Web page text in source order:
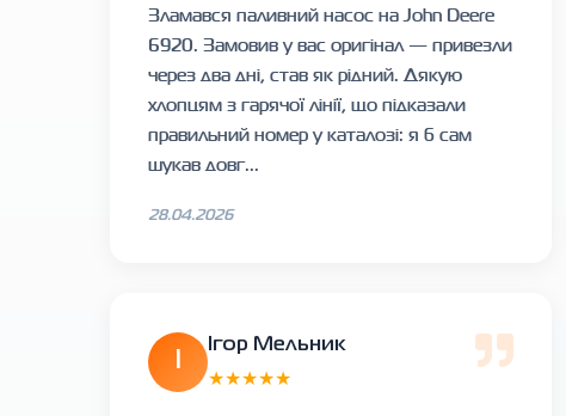
Зламався паливний насос на John Deere
6920. Замовив у вас оригінал — привезли
через два дні, став як рідний. Дякую
хлопцям з гарячої лінії, що підказали
правильний номер у каталозі: я б сам
шукав довг...
28.04.2026
Ігор Мельник
★★★★★